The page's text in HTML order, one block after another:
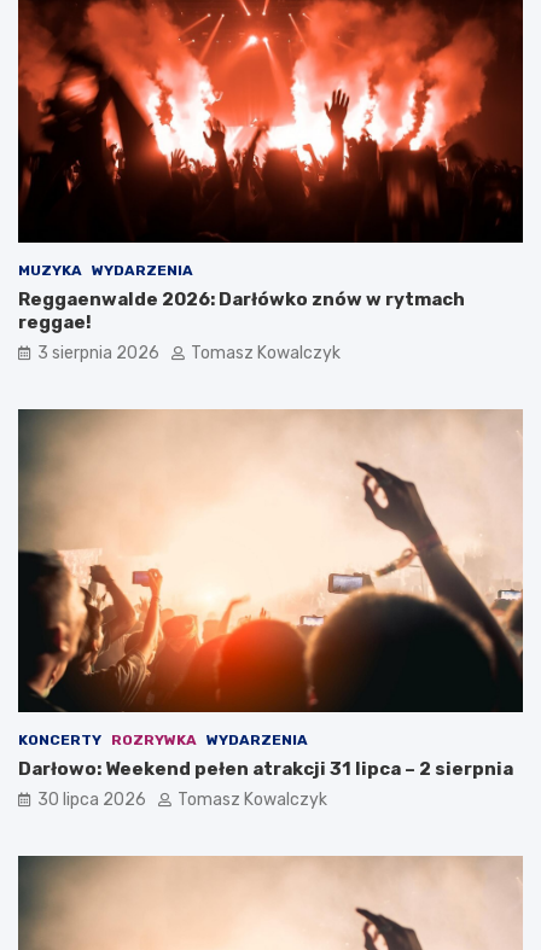
MUZYKA WYDARZENIA
Reggaenwalde 2026: Darłówko znów w rytmach
reggae!
3 sierpnia 2026 Tomasz Kowalczyk
KONCERTY ROZRYWKA WYDARZENIA
Darłowo: Weekend pełen atrakcji 31 lipca – 2 sierpnia
30 lipca 2026 Tomasz Kowalczyk